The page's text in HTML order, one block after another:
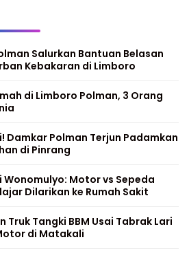
Salurkan Bantuan Belasan
Kebakaran di Limboro
di Limboro Polman, 3 Orang
Damkar Polman Terjun Padamkan
di Pinrang
Wonomulyo: Motor vs Sepeda
Dilarikan ke Rumah Sakit
Truk Tangki BBM Usai Tabrak Lari
di Matakali